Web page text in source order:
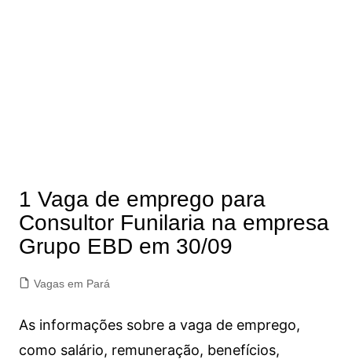
1 Vaga de emprego para
Consultor Funilaria na empresa
Grupo EBD em 30/09
Vagas em Pará
As informações sobre a vaga de emprego,
como salário, remuneração, benefícios,